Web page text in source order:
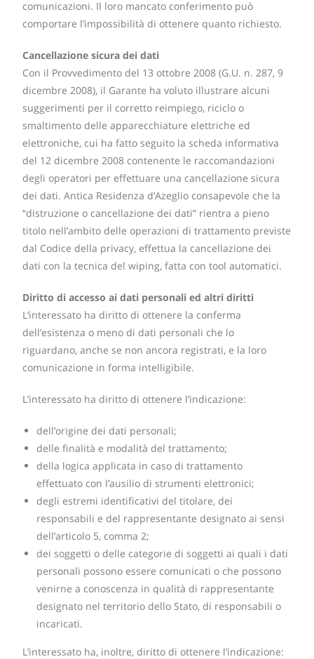
comunicazioni. Il loro mancato conferimento può
comportare l’impossibilità di ottenere quanto richiesto.
Cancellazione sicura dei dati
Con il Provvedimento del 13 ottobre 2008 (G.U. n. 287, 9
dicembre 2008), il Garante ha voluto illustrare alcuni
suggerimenti per il corretto reimpiego, riciclo o
smaltimento delle apparecchiature elettriche ed
elettroniche, cui ha fatto seguito la scheda informativa
del 12 dicembre 2008 contenente le raccomandazioni
degli operatori per effettuare una cancellazione sicura
dei dati. Antica Residenza d’Azeglio consapevole che la
“distruzione o cancellazione dei dati” rientra a pieno
titolo nell’ambito delle operazioni di trattamento previste
dal Codice della privacy, effettua la cancellazione dei
dati con la tecnica del wiping, fatta con tool automatici.
Diritto di accesso ai dati personali ed altri diritti
L’interessato ha diritto di ottenere la conferma
dell’esistenza o meno di dati personali che lo
riguardano, anche se non ancora registrati, e la loro
comunicazione in forma intelligibile.
L’interessato ha diritto di ottenere l’indicazione:
dell’origine dei dati personali;
delle finalità e modalità del trattamento;
della logica applicata in caso di trattamento
effettuato con l’ausilio di strumenti elettronici;
degli estremi identificativi del titolare, dei
responsabili e del rappresentante designato ai sensi
dell’articolo 5, comma 2;
dei soggetti o delle categorie di soggetti ai quali i dati
personali possono essere comunicati o che possono
venirne a conoscenza in qualità di rappresentante
designato nel territorio dello Stato, di responsabili o
incaricati.
L’interessato ha, inoltre, diritto di ottenere l’indicazione: